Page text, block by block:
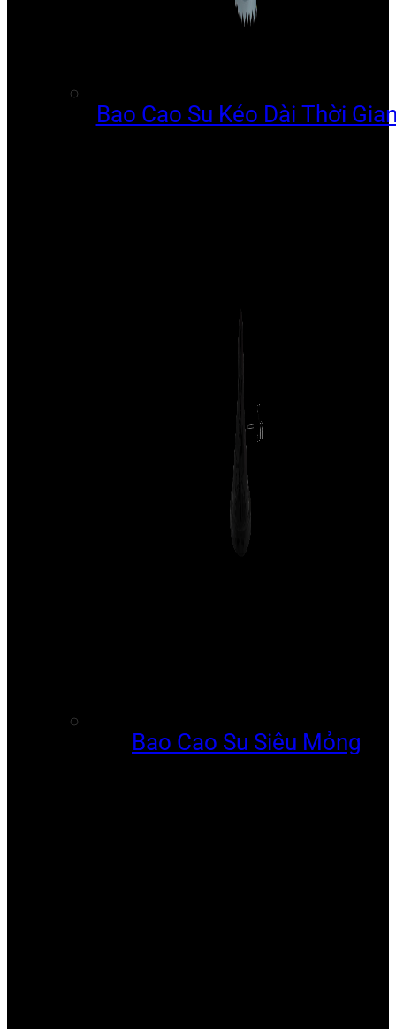
Bao Cao Su Kéo Dài Thời
Bao Cao Su Siêu Mỏng